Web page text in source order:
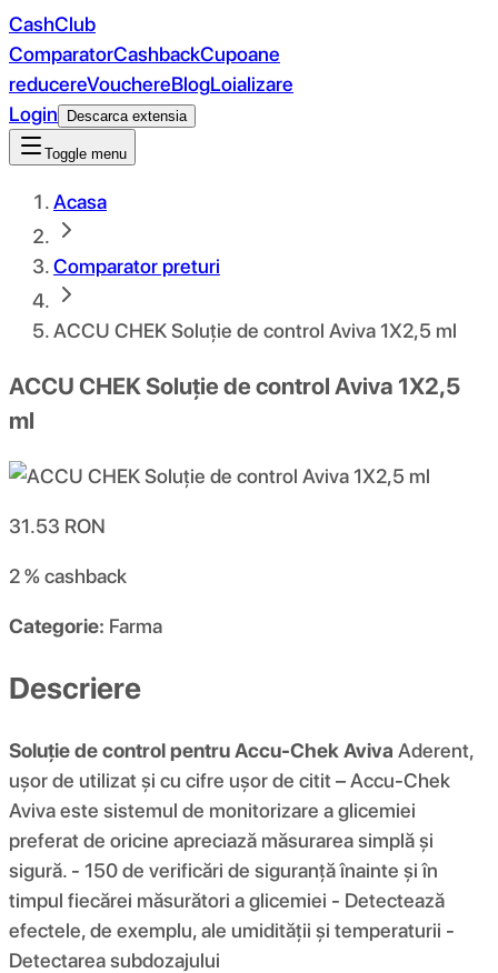
CashClub
ComparatorCashbackCupoane
reducereVouchereBlogLoializare
Login
Descarca extensia
Toggle menu
Acasa
Comparator preturi
ACCU CHEK Soluție de control Aviva 1X2,5 ml
ACCU CHEK Soluție de control Aviva 1X2,5
ml
31.53 RON
2 %cashback
Categorie: Farma
Descriere
Soluție de control pentru Accu-Chek Aviva Aderent,
ușor de utilizat și cu cifre ușor de citit – Accu-Chek
Aviva este sistemul de monitorizare a glicemiei
preferat de oricine apreciază măsurarea simplă și
sigură. - 150 de verificări de siguranță înainte și în
timpul fiecărei măsurători a glicemiei - Detectează
efectele, de exemplu, ale umidității și temperaturii -
Detectarea subdozajului